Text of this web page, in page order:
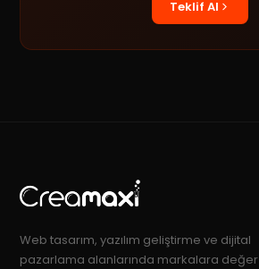
Teklif Al
Web tasarım, yazılım geliştirme ve dijital
pazarlama alanlarında markalara değer